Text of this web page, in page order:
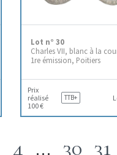
Lot n° 30
Charles VII, blanc à la
1re émission, Poitiers
Prix
réalisé
100 €
TTB+
4 … 30 31